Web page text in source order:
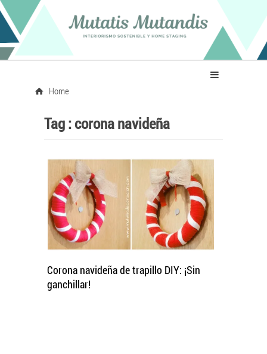
Home
Tag :corona navideña
Corona navideña de trapillo DIY: ¡Sin
ganchillar!